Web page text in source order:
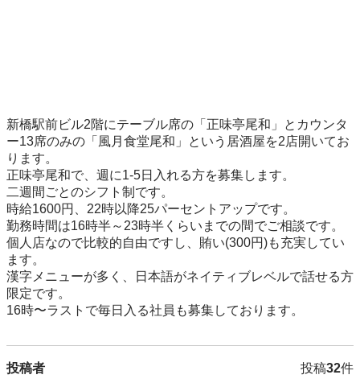
新橋駅前ビル2階にテーブル席の「正味亭尾和」とカウンタ
ー13席のみの「風月食堂尾和」という居酒屋を2店開いてお
ります。
正味亭尾和で、週に1-5日入れる方を募集します。
二週間ごとのシフト制です。
時給1600円、22時以降25パーセントアップです。
勤務時間は16時半～23時半くらいまでの間でご相談です。
個人店なので比較的自由ですし、賄い(300円)も充実してい
ます。
漢字メニューが多く、日本語がネイティブレベルで話せる方
限定です。
16時〜ラストで毎日入る社員も募集しております。
投稿者 投稿32件